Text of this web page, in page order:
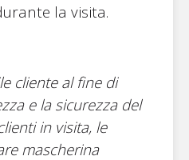
la visita.
cliente al fine di
e la sicurezza del
in visita, le
mascherina